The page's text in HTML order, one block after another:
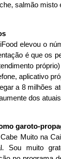
salmão misto
elevou o
é que os
aplicativo
a 8 milhões
dos
garoto-
Muito na
Sou muito